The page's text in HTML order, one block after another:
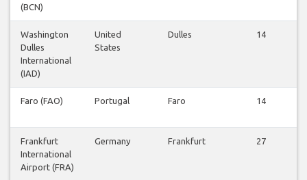
(BCN)
Washington
Dulles
International
(IAD)
United
States
Dulles 14
Faro (FAO) Portugal Faro 14
Frankfurt
International
Airport (FRA)
Germany Frankfurt 27